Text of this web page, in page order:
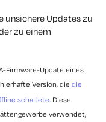
unsichere Updates zu
zu einem
Firmware-Update eines
Version, die die
schaltete. Diese
verwendet,